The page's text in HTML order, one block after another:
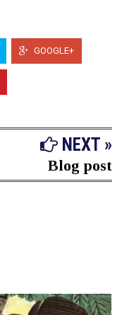
GOOGLE+
NEXT »
Blog post